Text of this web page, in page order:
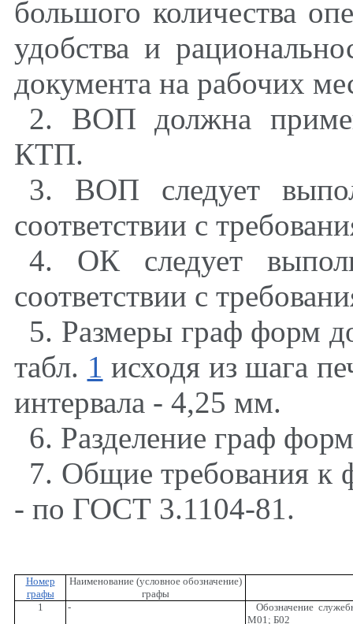
большого количества
удобства и
документа на рабочих
2. ВОП должна
КТП.
3. ВОП следует
соответствии с
4. ОК следует
соответствии с
5. Размеры граф форм
табл. 1 исходя из шага
интервала - 4,25 мм.
6. Разделение граф
7. Общие требования к
- по ГОСТ 3.1104-81.
Номер
графы
Наименование (условное обозначение)
графы
1
-
Обозначение
М01; Б02